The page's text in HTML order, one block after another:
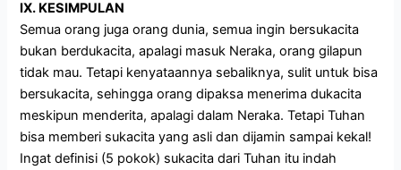
IX. KESIMPULAN
Semua orang juga orang dunia, semua ingin bersukacita
bukan berdukacita, apalagi masuk Neraka, orang gilapun
tidak mau. Tetapi kenyataannya sebaliknya, sulit untuk bisa
bersukacita, sehingga orang dipaksa menerima dukacita
meskipun menderita, apalagi dalam Neraka. Tetapi Tuhan
bisa memberi sukacita yang asli dan dijamin sampai kekal!
Ingat definisi (5 pokok) sukacita dari Tuhan itu indah